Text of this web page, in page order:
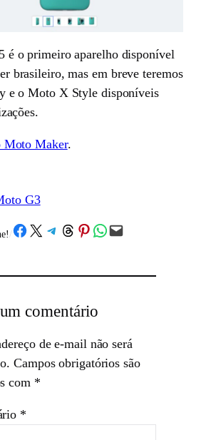
é o primeiro aparelho disponível
brasileiro, mas em breve teremos
e o Moto X Style disponíveis
Moto Maker.
G3
/Share on Facebook
Share on X Share on Telegram
Share on Threads
Share on Pinterest
Share on WhatsApp
Email this Page
comentário
de e-mail não será
Campos obrigatórios são
com *
*